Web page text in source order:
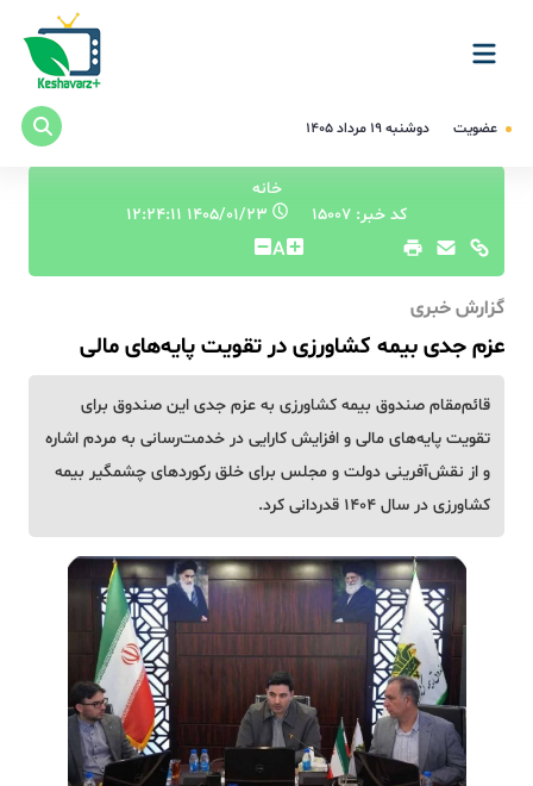
عضویت دوشنبه ۱۹ مرداد ۱۴۰۵
خانه
کد خبر: 15007
A
گزارش خبری
عزم جدی بیمه کشاورزی در تقویت پایه‌های مالی
قائم‌مقام صندوق بیمه کشاورزی به عزم جدی این صندوق برای
تقویت پایه‌های مالی و افزایش کارایی در خدمت‌رسانی به مردم اشاره
و از نقش‌آفرینی دولت و مجلس برای خلق رکوردهای چشمگیر بیمه
کشاورزی در سال ۱۴۰۴ قدردانی کرد.